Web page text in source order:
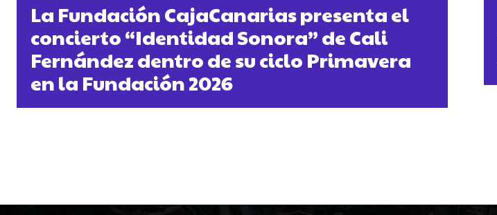
La Fundación CajaCanarias presenta el
concierto “Identidad Sonora” de Cali
Fernández dentro de su ciclo Primavera
en la Fundación 2026